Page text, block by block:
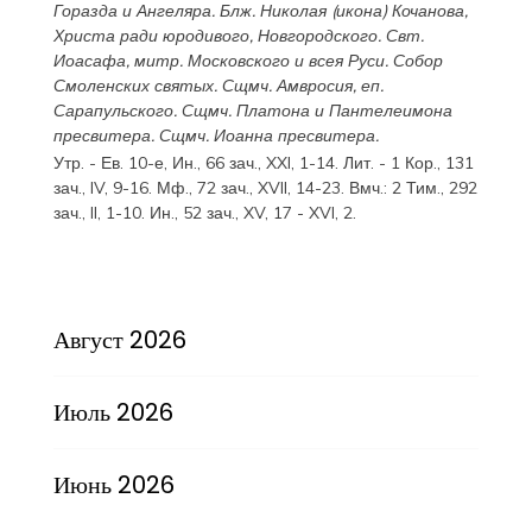
ГораздаиАнгеляра. Блж. Николая(икона) Кочанова,
Христа ради юродивого, Новгородского. Свт.
Иоасафа, митр. Московского и всея Руси. Собор
Смоленских святых. Сщмч.Амвросия, еп.
Сарапульского. Сщмч. Платонаи Пантелеимона
пресвитера. Сщмч. Иоаннапресвитера.
Утр. - Ев. 10-е, Ин., 66 зач., XXI, 1-14. Лит. - 1 Кор., 131
зач., IV, 9-16. Мф., 72 зач., XVII, 14-23. Вмч.: 2 Тим., 292
зач., II, 1-10. Ин., 52 зач., XV, 17 - XVI, 2.
Август 2026
Июль 2026
Июнь 2026